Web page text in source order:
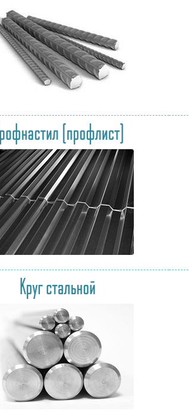
(профлист)
Круг стальной